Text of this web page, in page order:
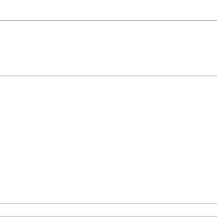
mica Sino FR-CV Cu/Mica/